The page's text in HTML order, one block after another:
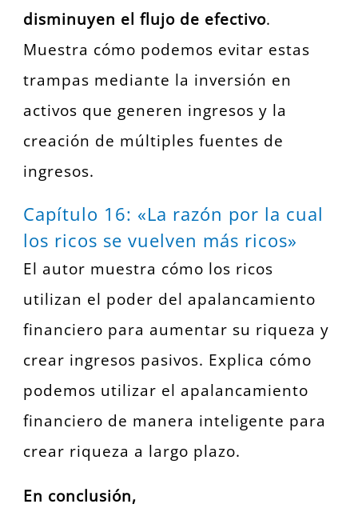
disminuyen el flujo de efectivo.
Muestra cómo podemos evitar estas
trampas mediante la inversión en
activos que generen ingresos y la
creación de múltiples fuentes de
ingresos.
Capítulo 16: «La razón por la cual
los ricos se vuelven más ricos»
El autor muestra cómo los ricos
utilizan el poder del apalancamiento
financiero para aumentar su riqueza y
crear ingresos pasivos. Explica cómo
podemos utilizar el apalancamiento
financiero de manera inteligente para
crear riqueza a largo plazo.
En conclusión,